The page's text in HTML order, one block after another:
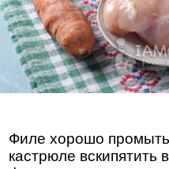
Филе хорошо
кастрюле вскипятить